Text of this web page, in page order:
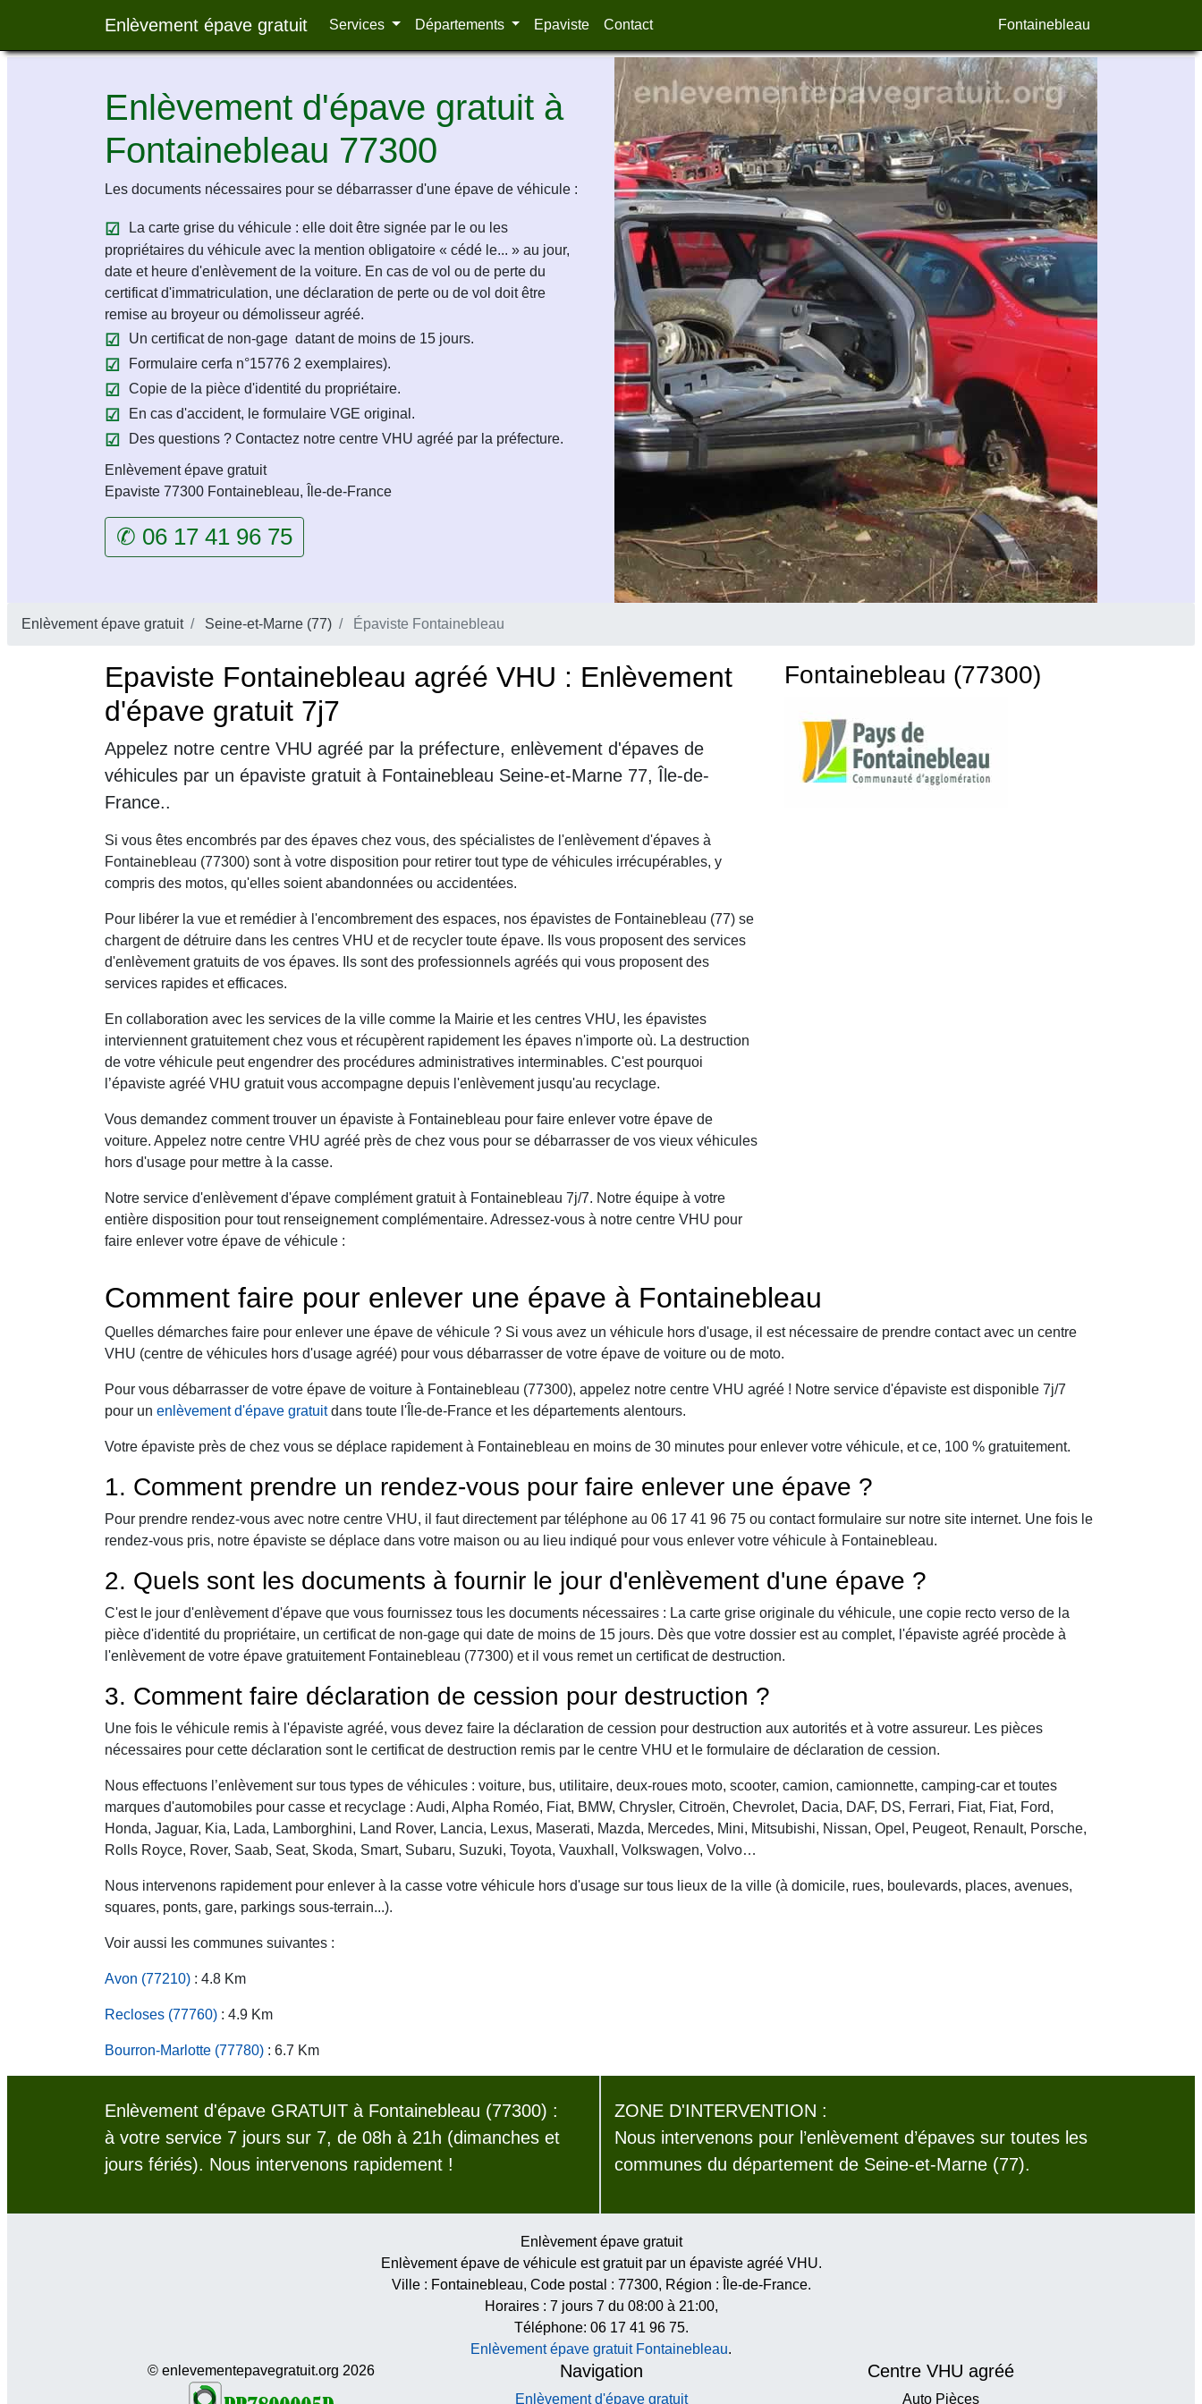
Enlèvement épave gratuit Services Départements Epaviste Contact Fontainebleau
Enlèvement d'épave gratuit à
Fontainebleau 77300
Les documents nécessaires pour se débarrasser d'une épave de véhicule :
La carte grise du véhicule : elle doit être signée par le ou les
propriétaires du véhicule avec la mention obligatoire « cédé le... » au jour,
date et heure d'enlèvement de la voiture. En cas de vol ou de perte du
certificat d'immatriculation, une déclaration de perte ou de vol doit être
remise au broyeur ou démolisseur agréé.
Un certificat de non-gage datant de moins de 15 jours.
Formulaire cerfa n°15776 2 exemplaires).
Copie de la pièce d'identité du propriétaire.
En cas d'accident, le formulaire VGE original.
Des questions ? Contactez notre centre VHU agréé par la préfecture.
Enlèvement épave gratuit
Epaviste 77300 Fontainebleau, Île-de-France
✆ 06 17 41 96 75
Enlèvement épave gratuit Seine-et-Marne (77) Épaviste Fontainebleau
Epaviste Fontainebleau agréé VHU : Enlèvement
d'épave gratuit 7j7
Appelez notre centre VHU agréé par la préfecture, enlèvement d'épaves de
véhicules par un épaviste gratuit à Fontainebleau Seine-et-Marne 77, Île-de-
France..
Si vous êtes encombrés par des épaves chez vous, des spécialistes de l'enlèvement d'épaves à
Fontainebleau (77300) sont à votre disposition pour retirer tout type de véhicules irrécupérables, y
compris des motos, qu'elles soient abandonnées ou accidentées.
Pour libérer la vue et remédier à l'encombrement des espaces, nos épavistes de Fontainebleau (77) se
chargent de détruire dans les centres VHU et de recycler toute épave. Ils vous proposent des services
d'enlèvement gratuits de vos épaves. Ils sont des professionnels agréés qui vous proposent des
services rapides et efficaces.
En collaboration avec les services de la ville comme la Mairie et les centres VHU, les épavistes
interviennent gratuitement chez vous et récupèrent rapidement les épaves n'importe où. La destruction
de votre véhicule peut engendrer des procédures administratives interminables. C'est pourquoi
l’épaviste agréé VHU gratuit vous accompagne depuis l'enlèvement jusqu'au recyclage.
Vous demandez comment trouver un épaviste à Fontainebleau pour faire enlever votre épave de
voiture. Appelez notre centre VHU agréé près de chez vous pour se débarrasser de vos vieux véhicules
hors d'usage pour mettre à la casse.
Notre service d'enlèvement d'épave complément gratuit à Fontainebleau 7j/7. Notre équipe à votre
entière disposition pour tout renseignement complémentaire. Adressez-vous à notre centre VHU pour
faire enlever votre épave de véhicule :
Fontainebleau (77300)
Comment faire pour enlever une épave à Fontainebleau
Quelles démarches faire pour enlever une épave de véhicule ? Si vous avez un véhicule hors d'usage, il est nécessaire de prendre contact avec un centre
VHU (centre de véhicules hors d'usage agréé) pour vous débarrasser de votre épave de voiture ou de moto.
Pour vous débarrasser de votre épave de voiture à Fontainebleau (77300), appelez notre centre VHU agréé ! Notre service d'épaviste est disponible 7j/7
pour un enlèvement d'épave gratuitdans toute l'Île-de-France et les départements alentours.
Votre épaviste près de chez vous se déplace rapidement à Fontainebleau en moins de 30 minutes pour enlever votre véhicule, et ce, 100 % gratuitement.
1. Comment prendre un rendez-vous pour faire enlever une épave ?
Pour prendre rendez-vous avec notre centre VHU, il faut directement par téléphone au 06 17 41 96 75 ou contact formulaire sur notre site internet. Une fois le
rendez-vous pris, notre épaviste se déplace dans votre maison ou au lieu indiqué pour vous enlever votre véhicule à Fontainebleau.
2. Quels sont les documents à fournir le jour d'enlèvement d'une épave ?
C'est le jour d'enlèvement d'épave que vous fournissez tous les documents nécessaires : La carte grise originale du véhicule, une copie recto verso de la
pièce d'identité du propriétaire, un certificat de non-gage qui date de moins de 15 jours. Dès que votre dossier est au complet, l'épaviste agréé procède à
l'enlèvement de votre épave gratuitement Fontainebleau (77300) et il vous remet un certificat de destruction.
3. Comment faire déclaration de cession pour destruction ?
Une fois le véhicule remis à l'épaviste agréé, vous devez faire la déclaration de cession pour destruction aux autorités et à votre assureur. Les pièces
nécessaires pour cette déclaration sont le certificat de destruction remis par le centre VHU et le formulaire de déclaration de cession.
Nous effectuons l’enlèvement sur tous types de véhicules : voiture, bus, utilitaire, deux-roues moto, scooter, camion, camionnette, camping-car et toutes
marques d'automobiles pour casse et recyclage : Audi, Alpha Roméo, Fiat, BMW, Chrysler, Citroën, Chevrolet, Dacia, DAF, DS, Ferrari, Fiat, Fiat, Ford,
Honda, Jaguar, Kia, Lada, Lamborghini, Land Rover, Lancia, Lexus, Maserati, Mazda, Mercedes, Mini, Mitsubishi, Nissan, Opel, Peugeot, Renault, Porsche,
Rolls Royce, Rover, Saab, Seat, Skoda, Smart, Subaru, Suzuki, Toyota, Vauxhall, Volkswagen, Volvo…
Nous intervenons rapidement pour enlever à la casse votre véhicule hors d'usage sur tous lieux de la ville (à domicile, rues, boulevards, places, avenues,
squares, ponts, gare, parkings sous-terrain...).
Voir aussi les communes suivantes :
Avon (77210) : 4.8 Km
Recloses (77760) : 4.9 Km
Bourron-Marlotte (77780) : 6.7 Km
Enlèvement d'épave GRATUIT à Fontainebleau (77300) :
à votre service 7 jours sur 7, de 08h à 21h (dimanches et
jours fériés). Nous intervenons rapidement !
ZONE D'INTERVENTION :
Nous intervenons pour l’enlèvement d’épaves sur toutes les
communes du département de Seine-et-Marne (77).
Enlèvement épave gratuit
Enlèvement épave de véhicule est gratuit par un épaviste agréé VHU.
Ville : Fontainebleau, Code postal : 77300, Région : Île-de-France.
Horaires : 7 jours 7 du 08:00 à 21:00,
Téléphone: 06 17 41 96 75.
Enlèvement épave gratuit Fontainebleau.
© enlevementepavegratuit.org 2026
Navigation
Enlèvement d'épave gratuit
Centre VHU agréé
Auto Pièces